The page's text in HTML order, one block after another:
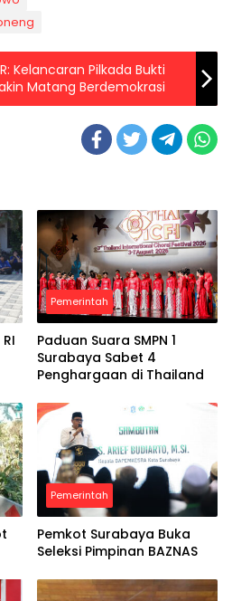
Kelancaran Pilkada Bukti
Matang Berdemokrasi
Pemerintah
Paduan Suara SMPN 1
Surabaya Sabet 4
Penghargaan di Thailand
Pemerintah
Pemkot Surabaya Buka
Seleksi Pimpinan BAZNAS